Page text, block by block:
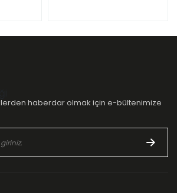
haberdar olmak için e-bültenimize